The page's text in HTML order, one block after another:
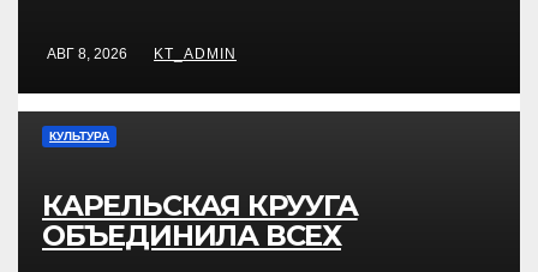
АВГ 8, 2026 KT_ADMIN
КУЛЬТУРА
КАРЕЛЬСКАЯ КРУУГА
ОБЪЕДИНИЛА ВСЕХ